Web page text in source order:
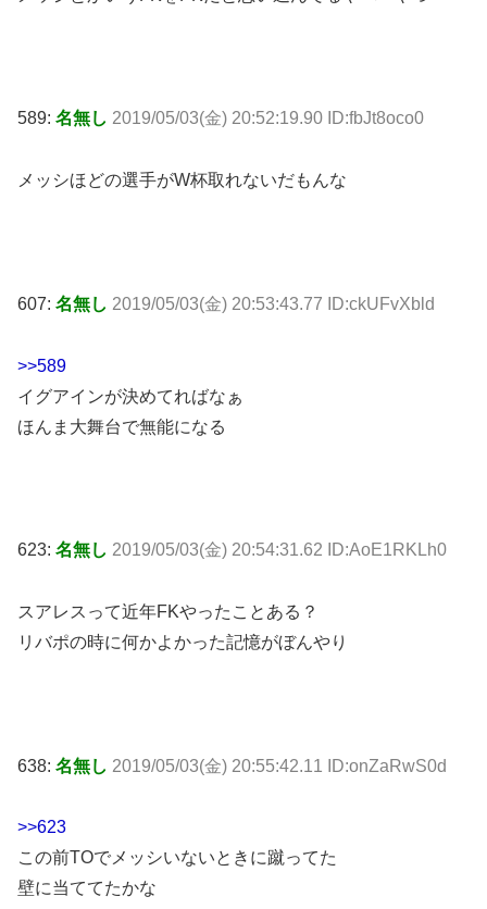
589: 名無し 2019/05/03(金) 20:52:19.90 ID:fbJt8oco0
メッシほどの選手がW杯取れないだもんな
607: 名無し 2019/05/03(金) 20:53:43.77 ID:ckUFvXbld
>>589
イグアインが決めてればなぁ
ほんま大舞台で無能になる
623: 名無し 2019/05/03(金) 20:54:31.62 ID:AoE1RKLh0
スアレスって近年FKやったことある？
リバポの時に何かよかった記憶がぼんやり
638: 名無し 2019/05/03(金) 20:55:42.11 ID:onZaRwS0d
>>623
この前TOでメッシいないときに蹴ってた
壁に当ててたかな